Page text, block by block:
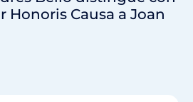
Honoris Causa a Joan